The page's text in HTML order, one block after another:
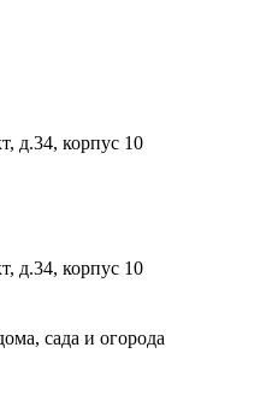
д.34, корпус 10
д.34, корпус 10
сада и огорода